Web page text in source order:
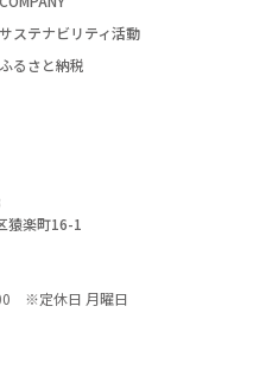
サステナビリティ活動
ふるさと納税
猿楽町16-1
※定休日 月曜日